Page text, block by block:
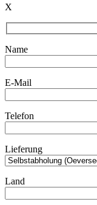
X
Name
E-Mail
Telefon
Lieferung
Land